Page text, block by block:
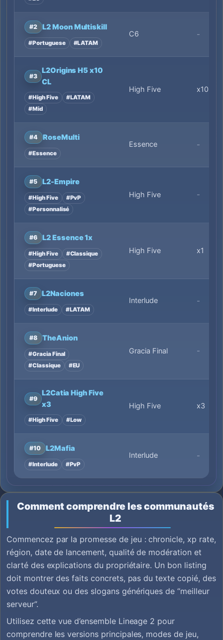
#2 L2 Moon Multiskill
#Portuguese #LATAM
C6 -
#3
L2Origins H5 x10
CL
#High Five
#LATAM
#Mid
High Five x10
#4 RoseMulti
#Essence
Essence -
#5 L2-Empire
#High Five
#PvP
#Personnalisé
High Five -
#6 L2 Essence 1x
#High Five
#Classique
#Portuguese
High Five x1
#7 L2Naciones
#Interlude #LATAM
Interlude -
#8 TheAnion
#Gracia Final
#Classique
#EU
Gracia Final -
#9
L2Catia High Five
x3
#High Five #Low
High Five x3
#10 L2Mafia
#Interlude #PvP
Interlude -
Comment comprendre les communautés
L2
Commencez par la promesse de jeu : chronicle, xp rate,
région, date de lancement, qualité de modération et
clarté des explications du propriétaire. Un bon listing
doit montrer des faits concrets, pas du texte copié, des
votes douteux ou des slogans génériques de “meilleur
serveur”.
Utilisez cette vue d’ensemble Lineage 2 pour
comprendre les versions principales, modes de jeu,